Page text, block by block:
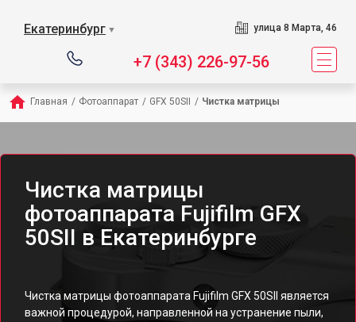
Екатеринбург ▼ улица 8 Марта, 46
+7 (343) 226-97-56
Главная / Фотоаппарат / GFX 50SII / Чистка матрицы
Чистка матрицы
фотоаппарата Fujifilm GFX
50SII в Екатеринбурге
Чистка матрицы фотоаппарата Fujifilm GFX 50SII является
важной процедурой, направленной на устранение пыли,